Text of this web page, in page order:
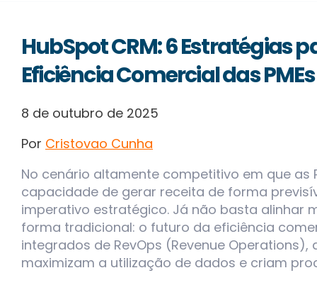
Contactos
HubSpot CRM: 6 Estratégias
Eficiência Comercial das PMEs
8 de outubro de 2025
Por Cristovao Cunha
No cenário altamente competitivo em que as
capacidade de gerar receita de forma
imperativo estratégico. Já não basta alinhar
forma tradicional: o futuro da eficiência
integrados de RevOps (Revenue Operations),
maximizam a utilização de dados e criam